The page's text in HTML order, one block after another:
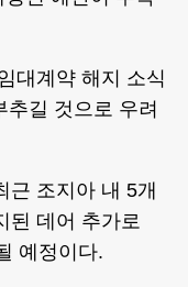
대계약 해지 소식
길 것으로 우려
근 조지아 내 5개
된 데어 추가로
예정이다.